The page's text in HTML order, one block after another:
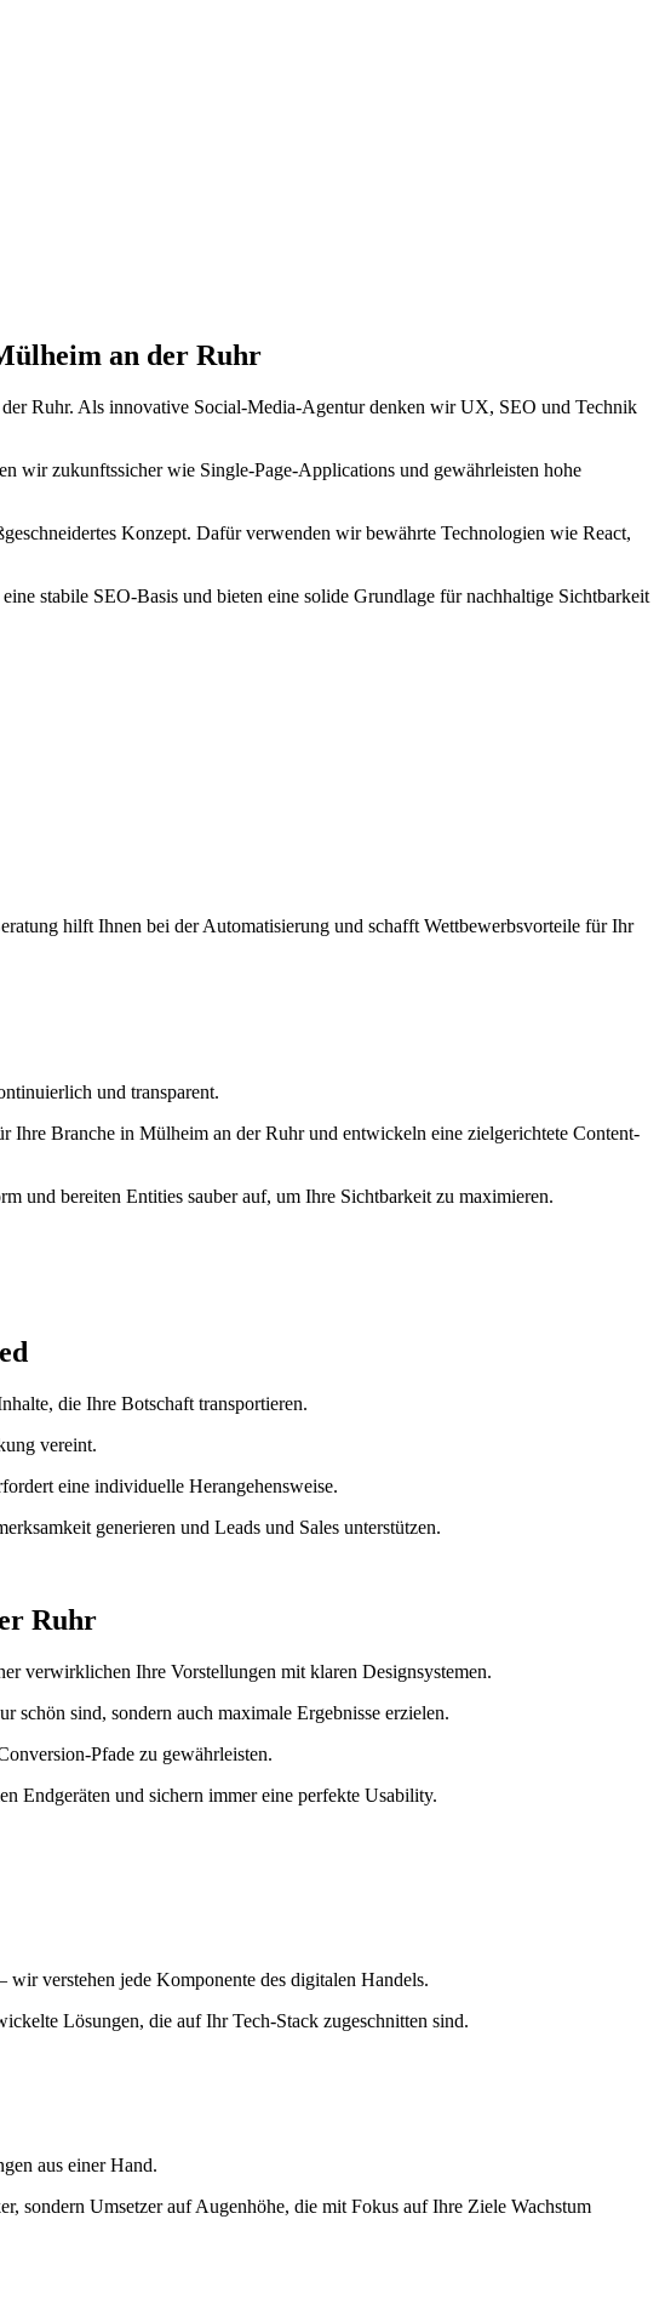
an der Ruhr
Ruhr. Als innovative Social-Media-Agentur denken wir UX, SEO und Technik
wir zukunftssicher wie Single-Page-Applications und gewährleisten hohe
Konzept. Dafür verwenden wir bewährte Technologien wie React,
stabile SEO-Basis und bieten eine solide Grundlage für nachhaltige Sichtbarkeit
hilft Ihnen bei der Automatisierung und schafft Wettbewerbsvorteile für Ihr
und transparent.
Branche in Mülheim an der Ruhr und entwickeln eine zielgerichtete Content-
und bereiten Entities sauber auf, um Ihre Sichtbarkeit zu maximieren.
die Ihre Botschaft transportieren.
vereint.
eine individuelle Herangehensweise.
generieren und Leads und Sales unterstützen.
Ruhr
verwirklichen Ihre Vorstellungen mit klaren Designsystemen.
sind, sondern auch maximale Ergebnisse erzielen.
Pfade zu gewährleisten.
Endgeräten und sichern immer eine perfekte Usability.
verstehen jede Komponente des digitalen Handels.
Lösungen, die auf Ihr Tech-Stack zugeschnitten sind.
aus einer Hand.
sondern Umsetzer auf Augenhöhe, die mit Fokus auf Ihre Ziele Wachstum